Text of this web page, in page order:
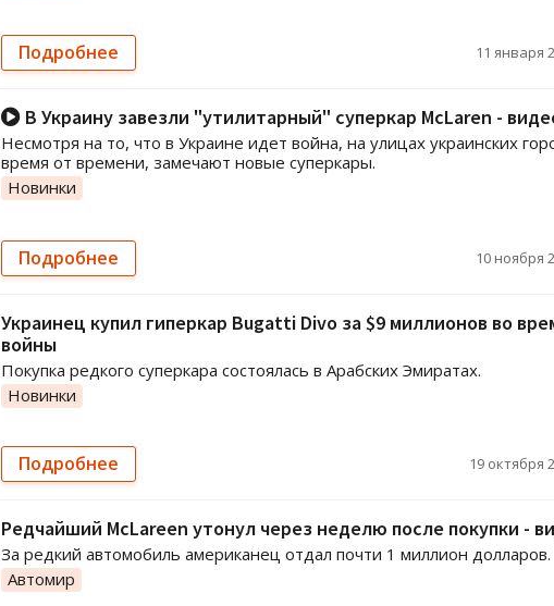
Подробнее 11 января
В Украину завезли "утилитарный" суперкар McLaren -
Несмотря на то, что в Украине идет война, на улицах украинских
время от времени, замечают новые суперкары.
Новинки
Подробнее 10 ноября
Украинец купил гиперкар Bugatti Divo за $9 миллионов во
войны
Покупка редкого суперкара состоялась в Арабских Эмиратах.
Новинки
Подробнее 19 октября
Редчайший McLareen утонул через неделю после покупки -
За редкий автомобиль американец отдал почти 1 миллион долларов.
Автомир